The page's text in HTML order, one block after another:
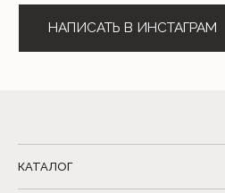
КАТАЛОГ